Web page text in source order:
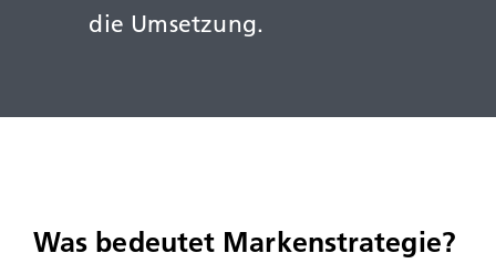
die Umsetzung.
Was bedeutet Markenstrategie?